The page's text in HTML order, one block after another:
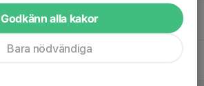
Godkänn alla kakor
Bara nödvändiga